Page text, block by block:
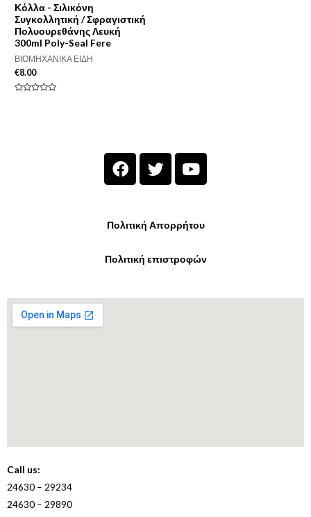
Κόλλα - Σιλικόνη
Συγκολλητική / Σφραγιστική
Πολυουρεθάνης Λευκή
300ml Poly-Seal Fere
ΒΙΟΜΗΧΑΝΙΚΑ ΕΙΔΗ
€8.00
Πολιτική Απορρήτου
Πολιτική επιστροφών
Call us:
24630 – 29234
24630 – 29890